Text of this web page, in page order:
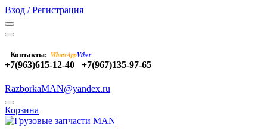
Вход / Регистрация
Контакты: WhatsAppViber
+7(963)615-12-40 +7(967)135-97-65
RazborkaMAN@yandex.ru
Корзина